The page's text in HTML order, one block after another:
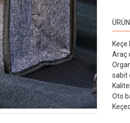
Keçe
Araç
sabit
Oto